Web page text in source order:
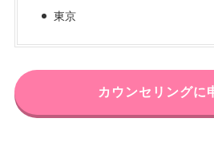
東京
カウンセリングに